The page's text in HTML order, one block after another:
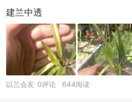
建兰中透
以兰会友 0评论 644阅读